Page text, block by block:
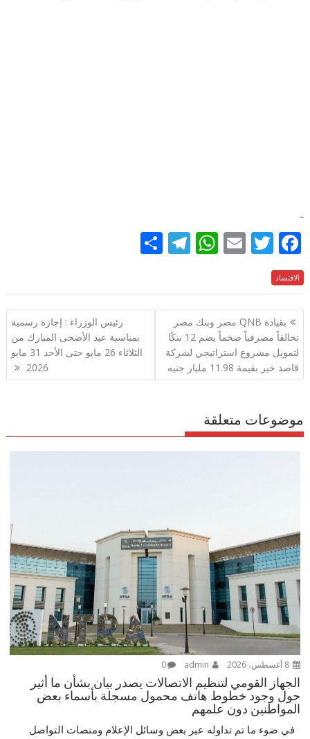
F
ac
e
b
o
o
k
T
itt
er
E
ai
l
W
at
s
A
p
p
T
e
gr
m
ar
e
الاقتصاد
تصفّح
المقالات
بقيادة QNB مصر وبنك مصر
تحالفاً مصرفياً ضخماً يضم 12 بنكًا
لتمويل مشروع استراتيجي لشركة
قاصد خير بقيمة 11.98 مليار جنيه
رئيس الوزراء : إجازة رسمية
بمناسبة عيد الأضحى المبارك من
الثلاثاء 26 مايو حتى الأحد 31 مايو
2026
موضوعات متعلقة
8 أغسطس، 2026 0
الجهاز القومي لتنظيم الاتصالات يصدر بيان بشأن ما أثير
حول وجود خطوط هاتف محمول مسجلة بأسماء بعض
المواطنين دون علمهم
في ضوء ما تم تداوله عبر بعض وسائل الإعلام ومنصات التواصل